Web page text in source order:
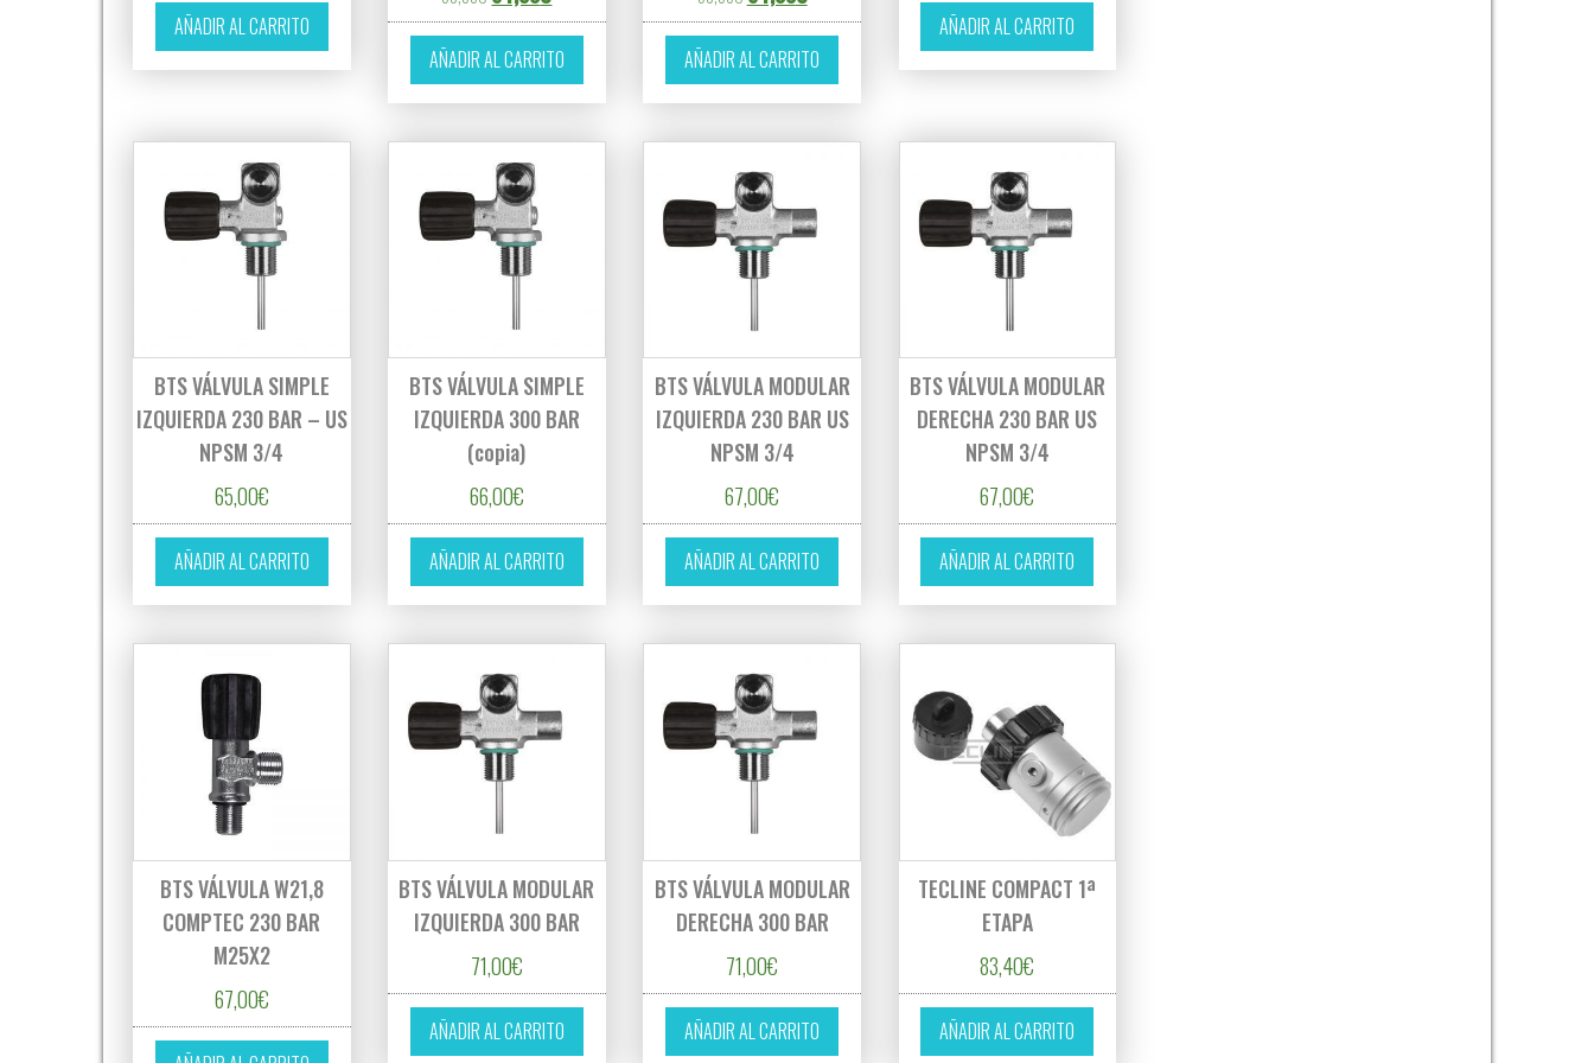
AÑADIR AL CARRITO
AÑADIR AL CARRITO AÑADIR AL CARRITO
AÑADIR AL CARRITO
BTS VÁLVULA SIMPLE
IZQUIERDA 230 BAR – US
NPSM 3/4
65,00€
AÑADIR AL CARRITO
BTS VÁLVULA SIMPLE
IZQUIERDA 300 BAR
(copia)
66,00€
AÑADIR AL CARRITO
BTS VÁLVULA MODULAR
IZQUIERDA 230 BAR US
NPSM 3/4
67,00€
AÑADIR AL CARRITO
BTS VÁLVULA MODULAR
DERECHA 230 BAR US
NPSM 3/4
67,00€
AÑADIR AL CARRITO
BTS VÁLVULA W21,8
COMPTEC 230 BAR
M25X2
67,00€
BTS VÁLVULA MODULAR
IZQUIERDA 300 BAR
71,00€
AÑADIR AL CARRITO
BTS VÁLVULA MODULAR
DERECHA 300 BAR
71,00€
AÑADIR AL CARRITO
TECLINE COMPACT 1ª
ETAPA
83,40€
AÑADIR AL CARRITO